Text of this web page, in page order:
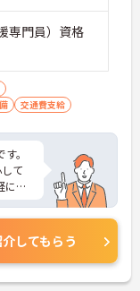
専門員）資格
交通費支給
。
て
にお
してもらう